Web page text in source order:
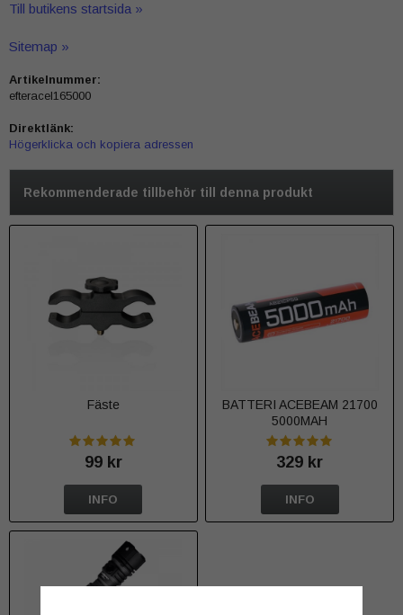
Till butikens startsida »
Sitemap »
Artikelnummer:
efteracel165000
Direktlänk:
Högerklicka och kopiera adressen
Rekommenderade tillbehör till denna produkt
Fäste
99 kr
INFO
BATTERI ACEBEAM 21700
5000MAH
329 kr
INFO